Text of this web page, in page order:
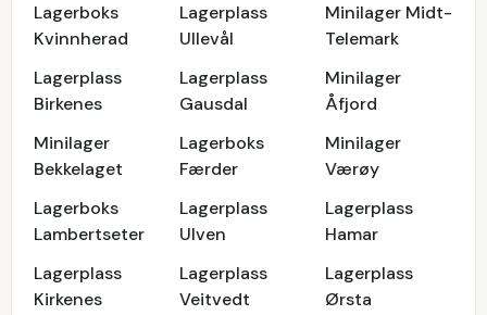
Lagerboks
Kvinnherad
Lagerplass
Ullevål
Minilager Midt-
Telemark
Lagerplass
Birkenes
Lagerplass
Gausdal
Minilager
Åfjord
Minilager
Bekkelaget
Lagerboks
Færder
Minilager
Værøy
Lagerboks
Lambertseter
Lagerplass
Ulven
Lagerplass
Hamar
Lagerplass
Kirkenes
Lagerplass
Veitvedt
Lagerplass
Ørsta